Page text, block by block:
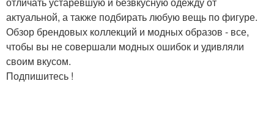
актуальной, а также подбирать любую вещь по фигуре.
Обзор брендовых коллекций и модных образов - все,
чтобы вы не совершали модных ошибок и удивляли
своим вкусом.
Подпишитесь !